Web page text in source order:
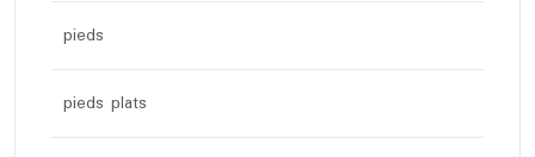
pieds
pieds plats